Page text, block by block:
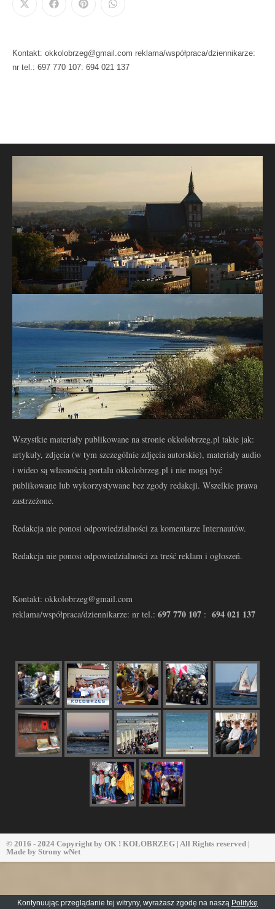
Kontakt: okkolobrzeg@gmail.com reklama/współpraca/dziennikarze:
nr tel.: 697 770 107: 694 021 137
Wszystkie materiały publikowane na stronie okkolobrzeg.pl takie jak:
artykuły, zdjęcia (w tym szczególnie zdjęcia autorskie), materiały audio
i wideo są własnością portalu okkolobrzeg.pl i nie mogą być
publikowane lub wykorzystywane bez zgody redakcji. Wszelkie prawa
zastrzeżone.
Redakcja nie ponosi odpowiedzialności za komentarze Internautów.
Redakcja nie ponosi odpowiedzialności za treść reklam i ogłoszeń.
Kontakt: okkolobrzeg@gmail.com
reklama/współpraca/dziennikarze: nr tel.: 697 770 107 : 694 021 137
© 2016 - 2024 Copyright by OK ! KOŁOBRZEG | All Rights reserved |
Made by Strony wNet
Kontynuując przeglądanie tej witryny, wyrażasz zgodę na naszą Politykę